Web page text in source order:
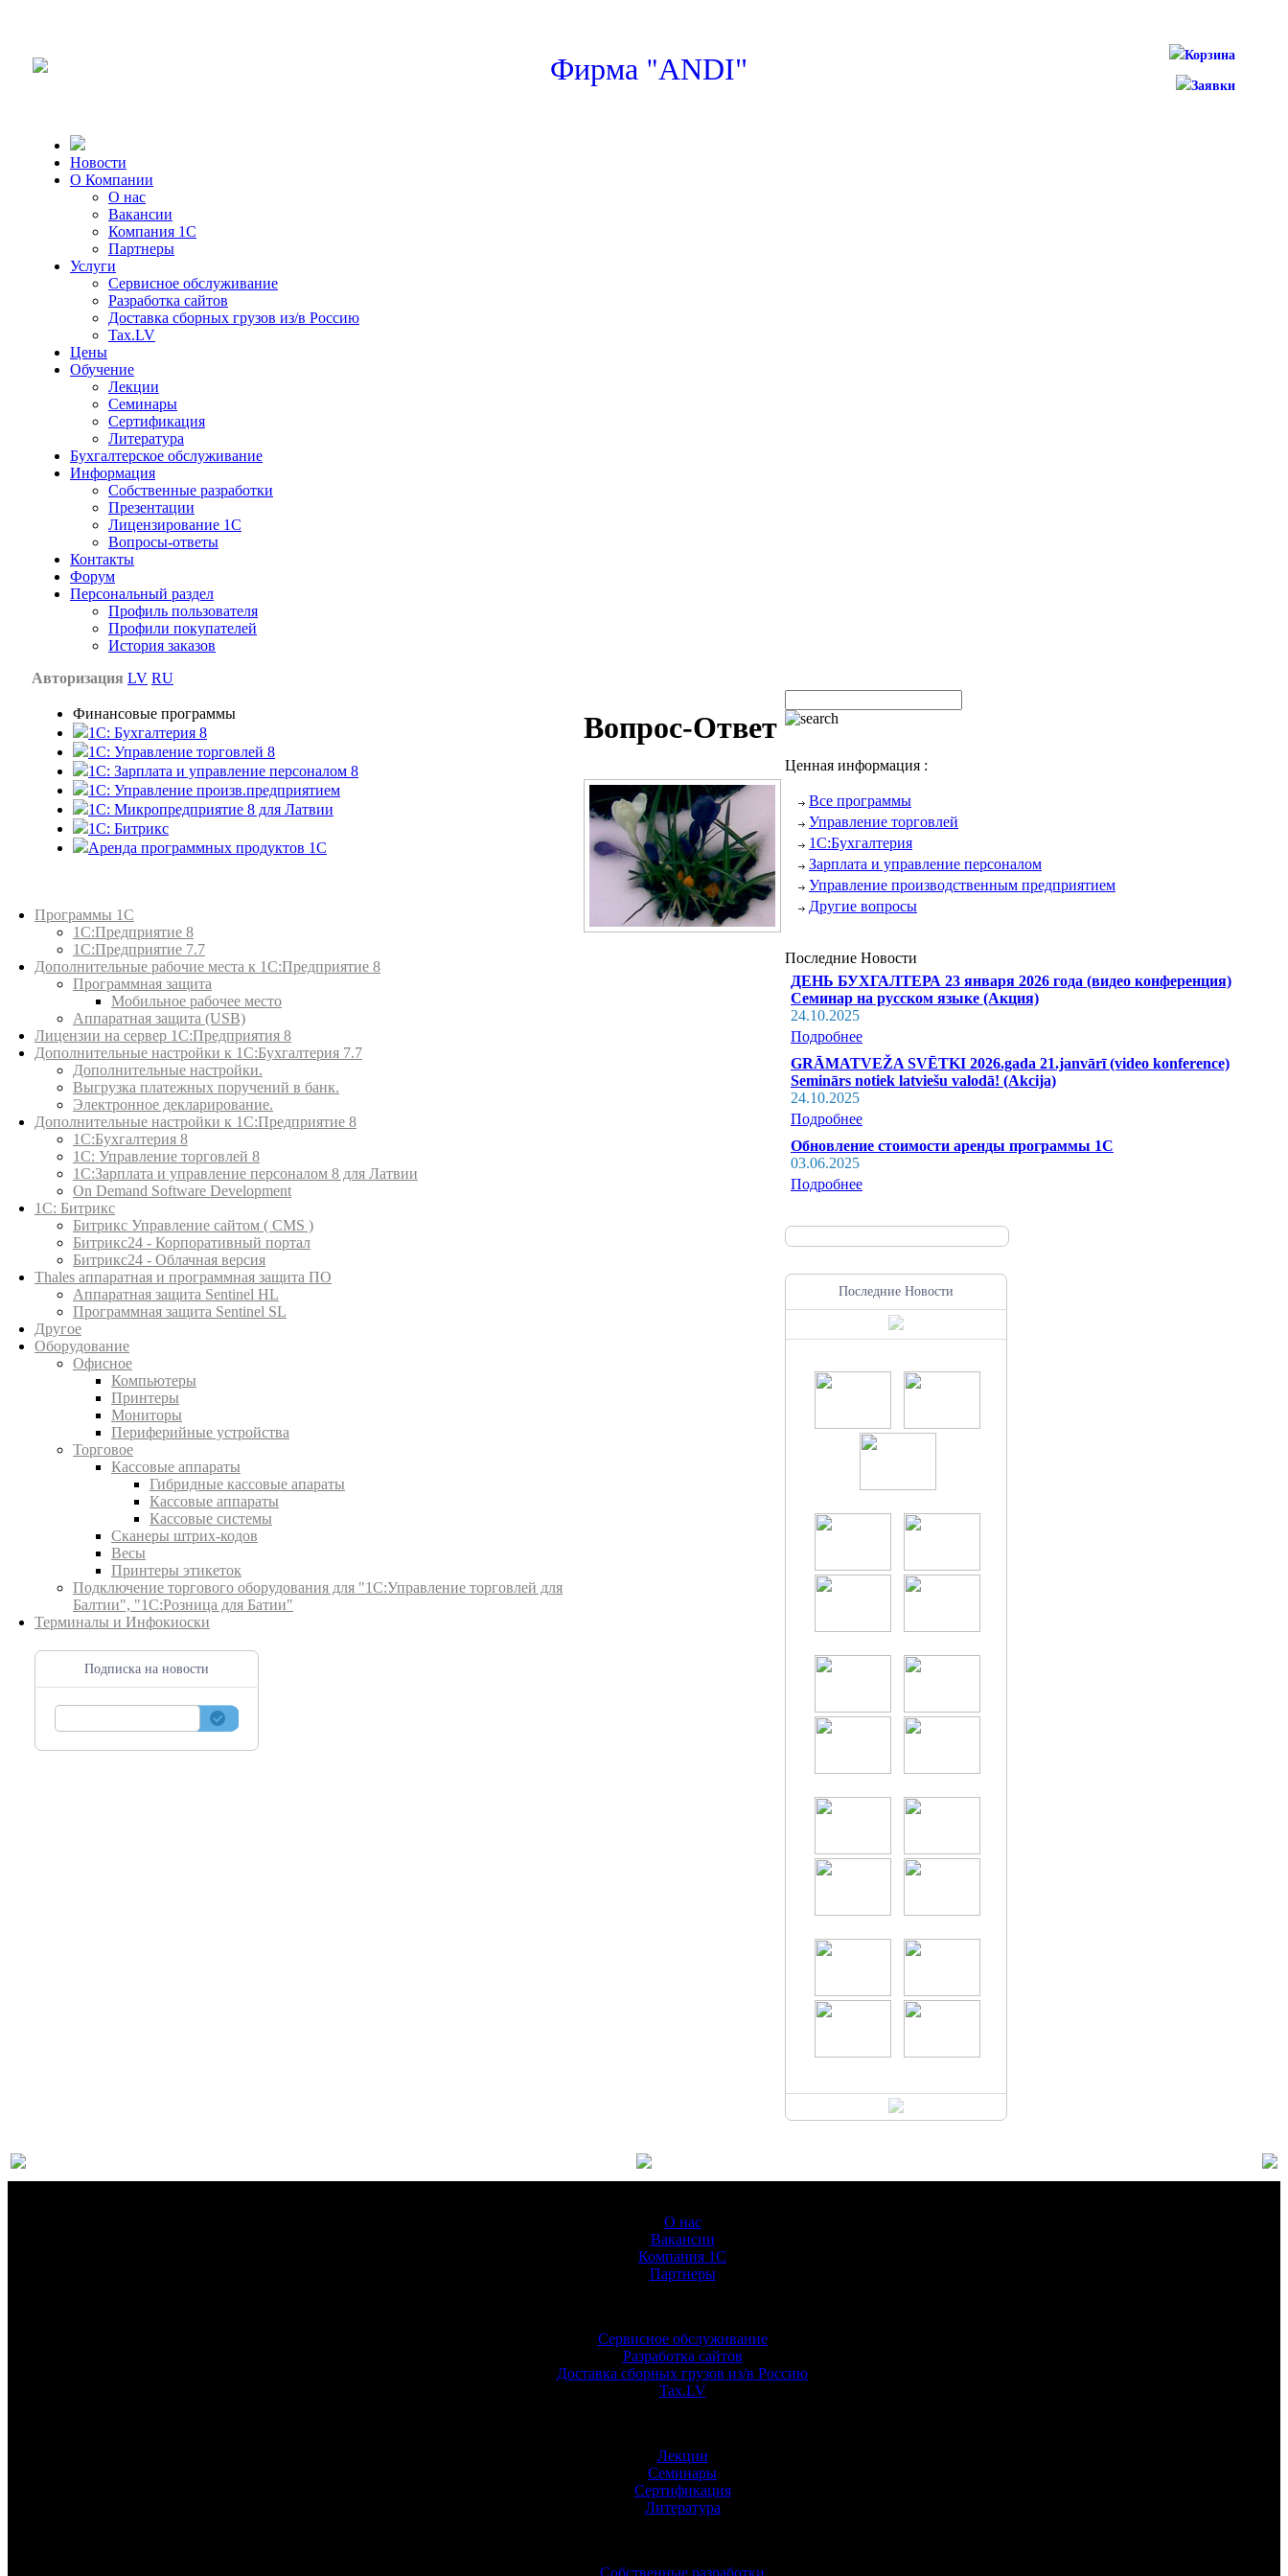
Фирма "ANDI" Корзина
Заявки
Новости
О Компании
О нас
Вакансии
Компания 1С
Партнеры
Услуги
Сервисное обслуживание
Разработка сайтов
Доставка сборных грузов из/в Россию
Tax.LV
Цены
Обучение
Лекции
Семинары
Сертификация
Литература
Бухгалтерское обслуживание
Информация
Собственные разработки
Презентации
Лицензирование 1С
Вопросы-ответы
Контакты
Форум
Персональный раздел
Профиль пользователя
Профили покупателей
История заказов
Авторизация LV RU
Финансовые программы
1С: Бухгалтерия 8
1C: Управление торговлей 8
1C: Зарплата и управление персоналом 8
1C: Управление произв.предприятием
1С: Микропредприятие 8 для Латвии
1C: Битрикс
Аренда программных продуктов 1С
Программы 1С
1С:Предприятие 8
1С:Предприятие 7.7
Дополнительные рабочие места к 1С:Предприятие 8
Программная защита
Мобильное рабочее место
Аппаратная защита (USB)
Лицензии на сервер 1С:Предприятия 8
Дополнительные настройки к 1С:Бухгалтерия 7.7
Дополнительные настройки.
Выгрузка платежных поручений в банк.
Электронное декларирование.
Дополнительные настройки к 1С:Предприятие 8
1С:Бухгалтерия 8
1C: Управление торговлей 8
1С:Зарплата и управление персоналом 8 для Латвии
On Demand Software Development
1С: Битрикс
Битрикс Управление сайтом ( CMS )
Битрикс24 - Корпоративный портал
Битрикс24 - Облачная версия
Thales аппаратная и программная защита ПО
Аппаратная защита Sentinel HL
Программная защита Sentinel SL
Другое
Оборудование
Офисное
Компьютеры
Принтеры
Мониторы
Периферийные устройства
Торговое
Кассовые аппараты
Гибридные кассовые апараты
Кассовые аппараты
Кассовые системы
Сканеры штрих-кодов
Весы
Принтеры этикеток
Подключение торгового оборудования для "1С:Управление торговлей для
Балтии", "1С:Розница для Батии"
Терминалы и Инфокиоски
Подписка на новости
Вопрос-Ответ
Ценная информация :
Все программы
Управление торговлей
1С:Бухгалтерия
Зарплата и управление персоналом
Управление производственным предприятием
Другие вопросы
Последние Новости
ДЕНЬ БУХГАЛТЕРА 23 января 2026 года (видео конференция)
Семинар на русском языке (Акция)
24.10.2025
Подробнее
GRĀMATVEŽA SVĒTKI 2026.gada 21.janvārī (video konference)
Seminārs notiek latviešu valodā! (Akcija)
24.10.2025
Подробнее
Обновление стоимости аренды программы 1С
03.06.2025
Подробнее
Последние Новости
О нас
Вакансии
Компания 1С
Партнеры
Сервисное обслуживание
Разработка сайтов
Доставка сборных грузов из/в Россию
Tax.LV
Лекции
Семинары
Сертификация
Литература
Собственные разработки